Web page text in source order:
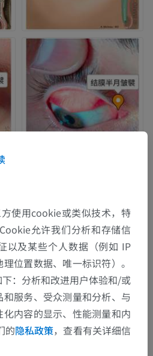
器官> 眼
没有子结构
使用cookie或类似技术，特
允许我们分析和存储信
以及某些个人数据（例如 IP
位置数据、唯一标识符）。
：分析和改进用户体验和/或
服务、受众测量和分析、与
内容的显示、性能测量和内
的隐私政策，查看有关详细信